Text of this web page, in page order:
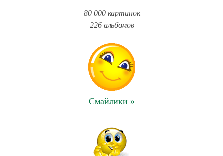
80 000 картинок
226 альбомов
Смайлики »